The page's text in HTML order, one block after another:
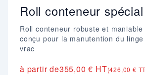
Roll conteneur
Roll conteneur robuste et
conçu pour la manutention du
vrac
à partir de355,00 € HT(426,00 €